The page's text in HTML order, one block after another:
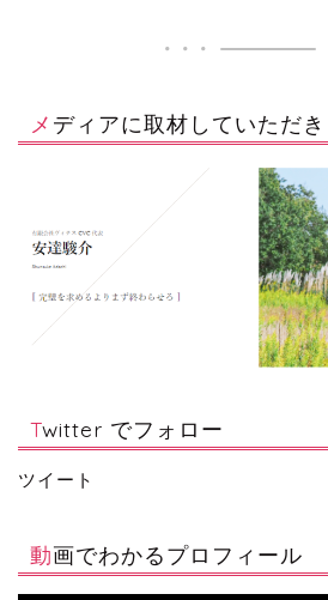
メディアに取材していただ
Twitter でフォロー
ツイート
動画でわかるプロフィール